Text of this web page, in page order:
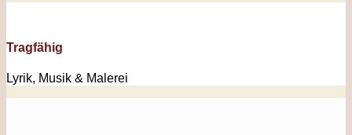
Tragfähig
Lyrik, Musik & Malerei